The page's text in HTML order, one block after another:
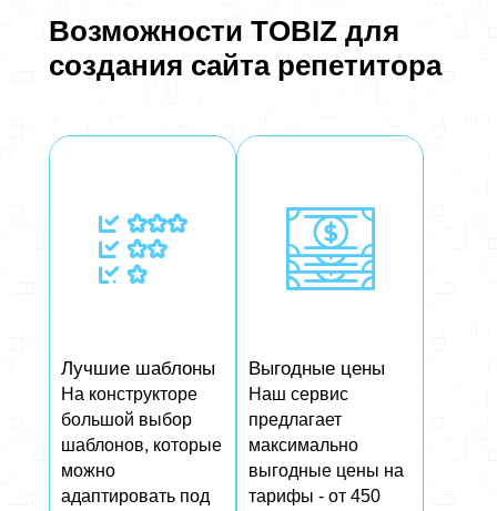
Возможности TOBIZ для
создания сайта репетитора
Лучшие шаблоны
На конструкторе
большой выбор
шаблонов, которые
можно
адаптировать под
Выгодные цены
Наш сервис
предлагает
максимально
выгодные цены на
тарифы - от 450